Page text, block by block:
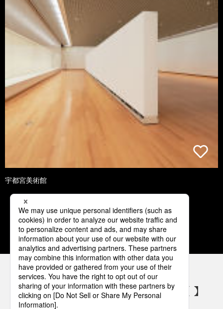
宇都宮美術館
1 2 3 4 5
パナソニックの電気設備 SNSアカウント